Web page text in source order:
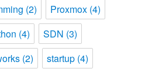
(2) Proxmox (4)
(4) SDN (3)
(2) startup (4)